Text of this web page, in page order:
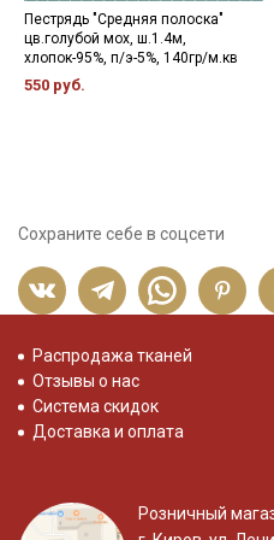
Пестрядь "Средняя полоска"
цв.голубой мох, ш.1.4м,
хлопок-95%, п/э-5%, 140гр/м.кв
550 руб.
Сохраните себе в соцсети
Распродажа тканей
Отзывы о нас
Система скидок
Доставка и оплата
Розничный